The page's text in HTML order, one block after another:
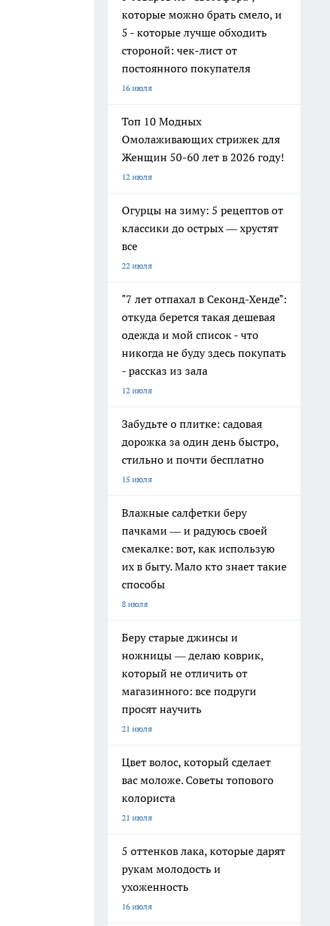
которые можно брать смело, и
5 - которые лучше обходить
стороной: чек-лист от
постоянного покупателя
16 июля
Топ 10 Модных
Омолаживающих стрижек для
Женщин 50-60 лет в 2026 году!
12 июля
Огурцы на зиму: 5 рецептов от
классики до острых — хрустят
все
22 июля
"7 лет отпахал в Секонд-Хенде":
откуда берется такая дешевая
одежда и мой список - что
никогда не буду здесь покупать
- рассказ из зала
12 июля
Забудьте о плитке: садовая
дорожка за один день быстро,
стильно и почти бесплатно
15 июля
Влажные салфетки беру
пачками — и радуюсь своей
смекалке: вот, как использую
их в быту. Мало кто знает такие
способы
8 июля
Беру старые джинсы и
ножницы — делаю коврик,
который не отличить от
магазинного: все подруги
просят научить
21 июля
Цвет волос, который сделает
вас моложе. Советы топового
колориста
21 июля
5 оттенков лака, которые дарят
рукам молодость и
ухоженность
16 июля